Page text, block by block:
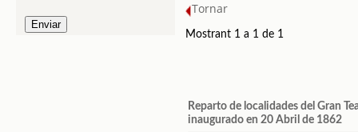
Tornar
Mostrant 1 a 1 de 1
Reparto de localidades del Gran
inaugurado en 20 Abril de 1862